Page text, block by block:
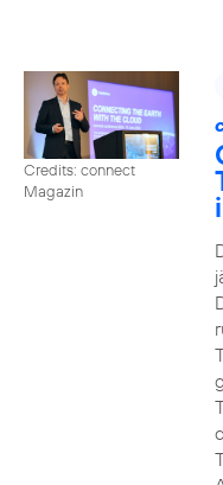
Credits: connect
Magazin